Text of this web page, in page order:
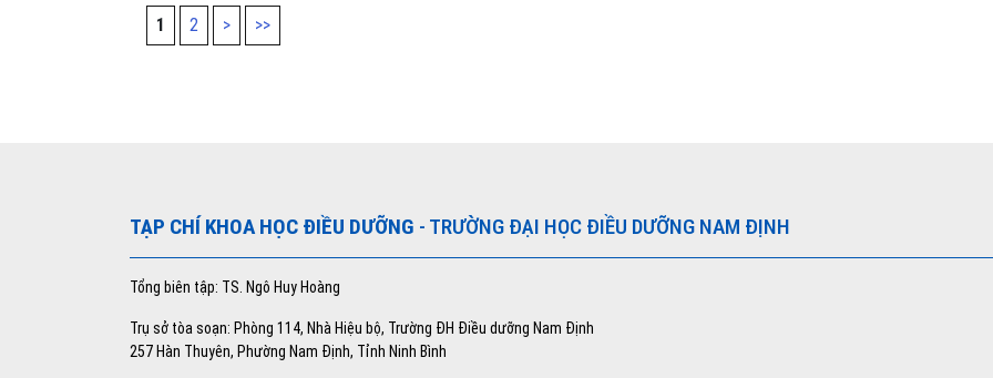
1 2 > >>
TẠP CHÍ KHOA HỌC ĐIỀU DƯỠNG - TRƯỜNG ĐẠI HỌC ĐIỀU DƯỠNG NAM ĐỊNH
Tổng biên tập: TS. Ngô Huy Hoàng
Trụ sở tòa soạn: Phòng 114, Nhà Hiệu bộ, Trường ĐH Điều dưỡng Nam Định
257 Hàn Thuyên, Phường Nam Định, Tỉnh Ninh Bình